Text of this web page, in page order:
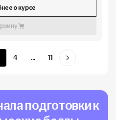
о курсе
4 ... 11
подготовки к